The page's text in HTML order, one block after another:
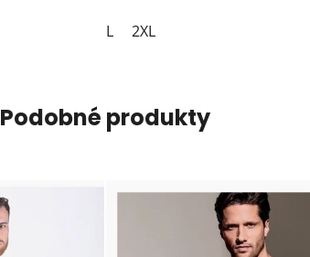
L 2XL
Podobné produkty